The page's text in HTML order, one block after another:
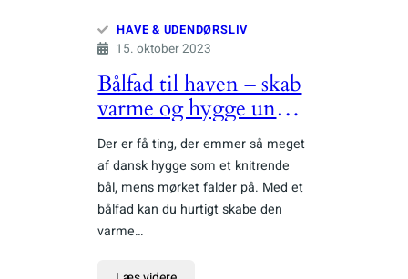
HAVE & UDENDØRSLIV
15. oktober 2023
Bålfad til haven – skab
varme og hygge under
åben himmel
Der er få ting, der emmer så meget
af dansk hygge som et knitrende
bål, mens mørket falder på. Med et
bålfad kan du hurtigt skabe den
varme…